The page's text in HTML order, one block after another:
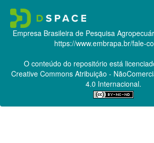
Empresa Brasileira de Pesquisa
https://www.embrapa.br/fale-
O conteúdo do repositório está
Creative CommonsAtribuição -
4.0 Internacional.